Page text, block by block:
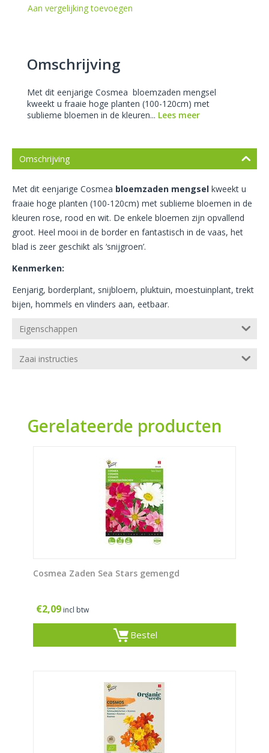
Aan vergelijking toevoegen
Omschrijving
Met dit eenjarige Cosmea bloemzaden mengsel
kweekt u fraaie hoge planten (100-120cm) met
sublieme bloemen in de kleuren... Lees meer
Omschrijving
Met dit eenjarige Cosmea bloemzaden mengsel kweekt u
fraaie hoge planten (100-120cm) met sublieme bloemen in de
kleuren rose, rood en wit. De enkele bloemen zijn opvallend
groot. Heel mooi in de border en fantastisch in de vaas, het
blad is zeer geschikt als ‘snijgroen’.
Kenmerken:
Eenjarig, borderplant, snijbloem, pluktuin, moestuinplant, trekt
bijen, hommels en vlinders aan, eetbaar.
Eigenschappen
Zaai instructies
Gerelateerde producten
Cosmea Zaden Sea Stars gemengd
€2,09 incl btw
Bestel